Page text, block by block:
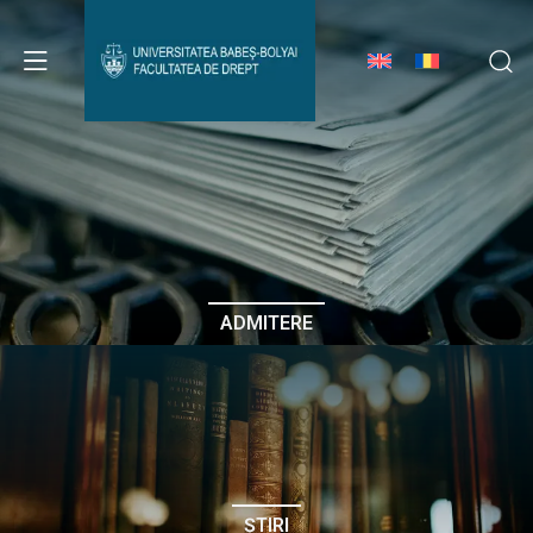
Avizier Studenți
Studii
Admitere
Erasmus & Internațional
Despre Facultate
ADMITERE
ȘTIRI